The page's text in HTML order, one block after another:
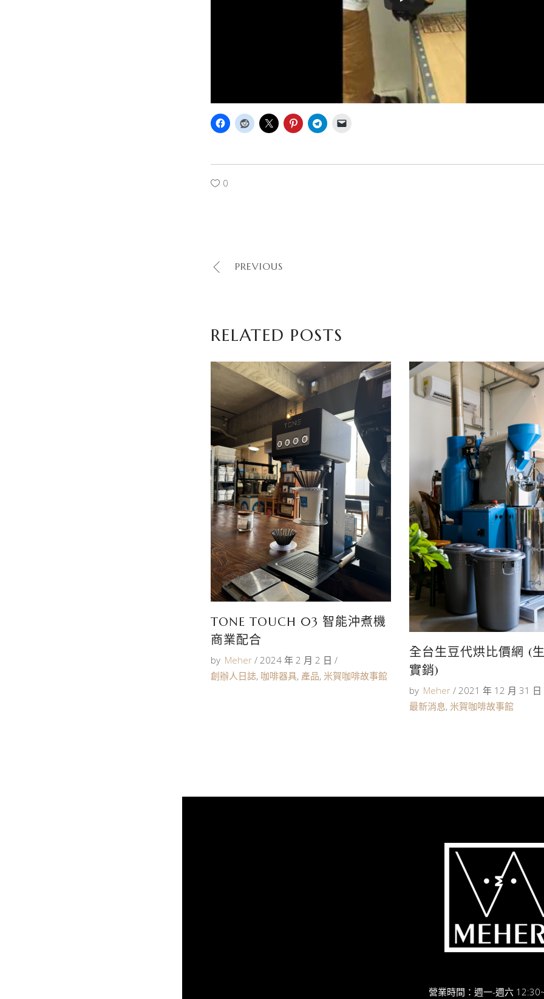
0
PREVIOUS
RELATED POSTS
TONE TOUCH 03 智能沖煮機
商業配合
by Meher
2024 年 2 月 2 日
創辦人日誌, 咖啡器具, 產品, 米賀咖啡故事館
全台生豆代烘比價網 (
實銷)
by Meher
2021 年 12 月 31 日
最新消息, 米賀咖啡故事館
營業時間：週一-週六